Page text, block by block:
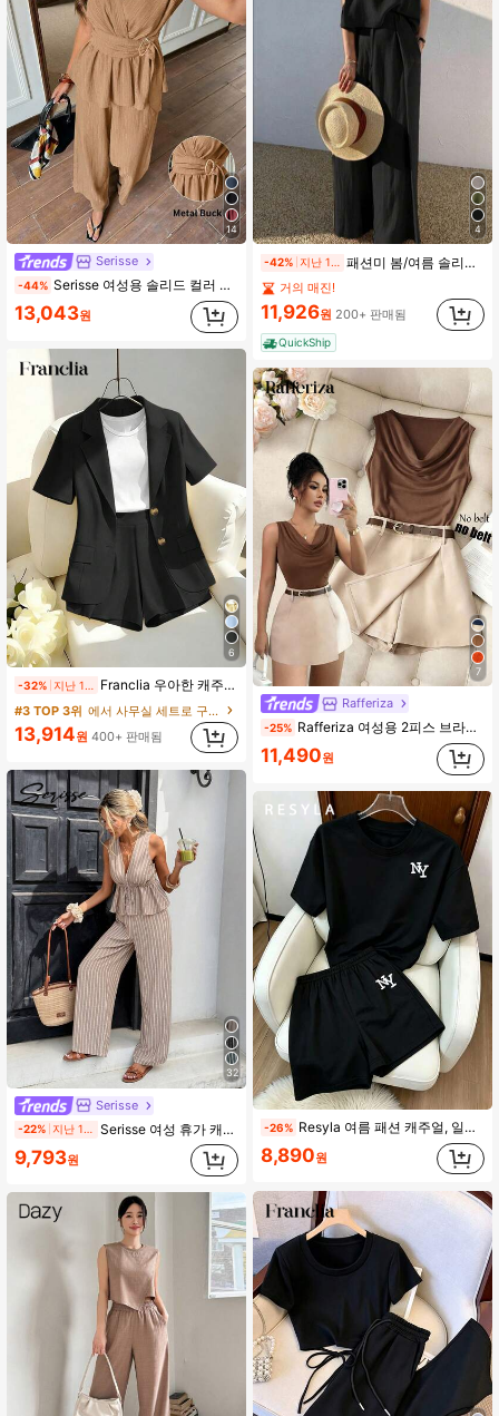
14
Serisse
-44% Serisse 여성용 솔리드 컬러 V넥 메탈 버클 허리 셔츠 및 와이드 레그 팬츠 캐주얼 2피스 세트
13,043원
6
-32% Franclia 우아한 캐주얼 통근 복장, 옐로우 블레이저 스타일 반팔 재킷 및 반바지/와이드 레그 팬츠 세트 포함, 여성 봄/여름
#3 TOP 3위 에서 사무실 세트로 구성된 투피스 세트
13,914원 400+ 판매됨
32
Serisse
-22% Serisse 여성 휴가 캐주얼 스트라이프 탱크탑 및 팬츠 2피스 세트
9,793원
4
-42% 패션미 봄/여름 솔리드 컬러 민소매 크루넥 탑 및 와이드 레그 팬츠 세트, 루즈핏, 캐주얼 미니멀리스트 통근 스타일 우아한 블랙
거의 매진!
11,926원 200+ 판매됨
QuickShip
7
Rafferiza
-25% Rafferiza 여성용 2피스 브라운 민소매 핏 베스트 & 살구색 큐롯 스커트 세트, 우아한 여름 브런치 베이지 캐주얼 비즈니스 오피스웨어 프레피 스타일 수트
11,490원
-26% Resyla 여름 패션 캐주얼, 일상 및 스포츠웨어에 적합한 여성용 투피스 세트, 여성용 블랙 뉴욕 NY 레터 프린트 라운드 넥 반팔 티셔츠 세트, 우아하고 편안한 디자인, 캐주얼 외출 투피스 세트
8,890원